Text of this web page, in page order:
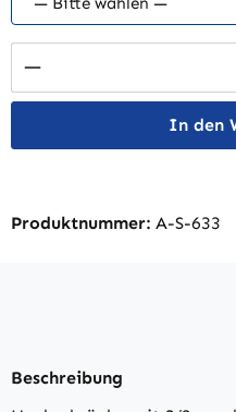
Produkt Anzahl:
In den
Produktnummer: A-S-633
Beschreibung